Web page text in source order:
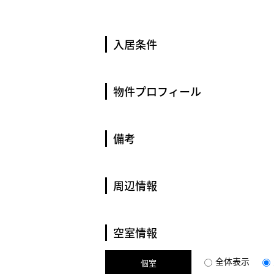
入居条件
物件プロフィール
備考
周辺情報
空室情報
個室 全体表示